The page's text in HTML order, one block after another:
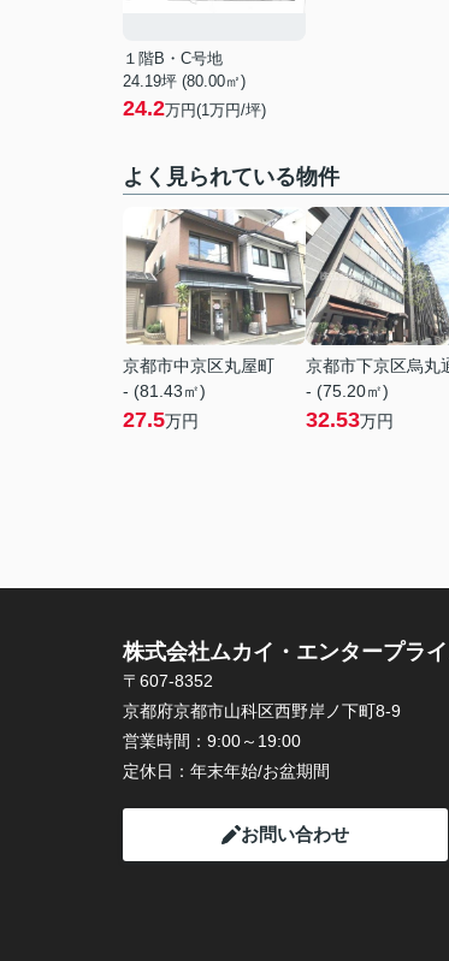
１階B・C号地
24.19坪 (80.00㎡)
24.2万円(1万円/坪)
よく見られている物件
京都市中京区丸屋町
- (81.43㎡)
27.5万円
京都市下京区烏丸
- (75.20㎡)
32.53万円
株式会社ムカイ・エンタープラ
〒607-8352
京都府京都市山科区西野岸ノ下町8-9
営業時間： 9:00～19:00
定休日： 年末年始/お盆期間
お問い合わせ